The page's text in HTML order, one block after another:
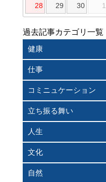
28 29 30 1
過去記事カテゴリ一覧
健康
仕事
コミニュケーション
立ち振る舞い
人生
文化
自然